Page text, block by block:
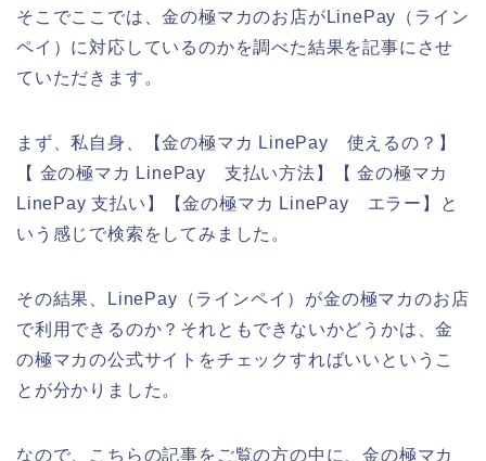
そこでここでは、金の極マカのお店がLinePay（ライン
ペイ）に対応しているのかを調べた結果を記事にさせ
ていただきます。
まず、私自身、【金の極マカ LinePay 使えるの？】
【 金の極マカ LinePay 支払い方法】【 金の極マカ
LinePay 支払い】【金の極マカ LinePay エラー】と
いう感じで検索をしてみました。
その結果、LinePay（ラインペイ）が金の極マカのお店
で利用できるのか？それともできないかどうかは、金
の極マカの公式サイトをチェックすればいいというこ
とが分かりました。
なので、こちらの記事をご覧の方の中に、金の極マカ